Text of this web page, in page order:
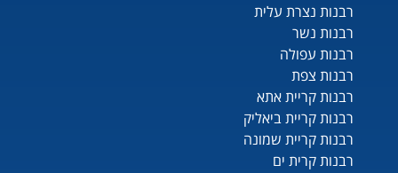
רבנות נצרת עלית
רבנות נשר
רבנות עפולה
רבנות צפת
רבנות קריית אתא
רבנות קריית ביאליק
רבנות קריית שמונה
רבנות קרית ים